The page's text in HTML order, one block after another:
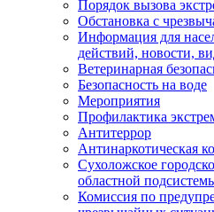
Порядок вызова
Обстановка с
Информация для
действий, новости,
Ветеринарная
Безопасность на воде
Мероприятия
Профилактика
Антитеррор
Антинаркотическая
Сухоложское
областной
Комиссия по